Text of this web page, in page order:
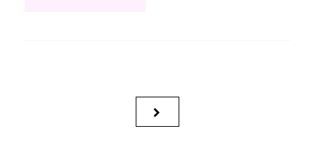
Seitennummerierung
NEXT
PAGE